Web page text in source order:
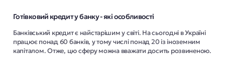
Готівковий кредит у банку - які особливості
Банківський кредит є найстарішим у світі. На сьогодні в Україні
працює понад 60 банків, у тому числі понад 20 із іноземним
капіталом. Отже, цю сферу можна вважати досить розвиненою.